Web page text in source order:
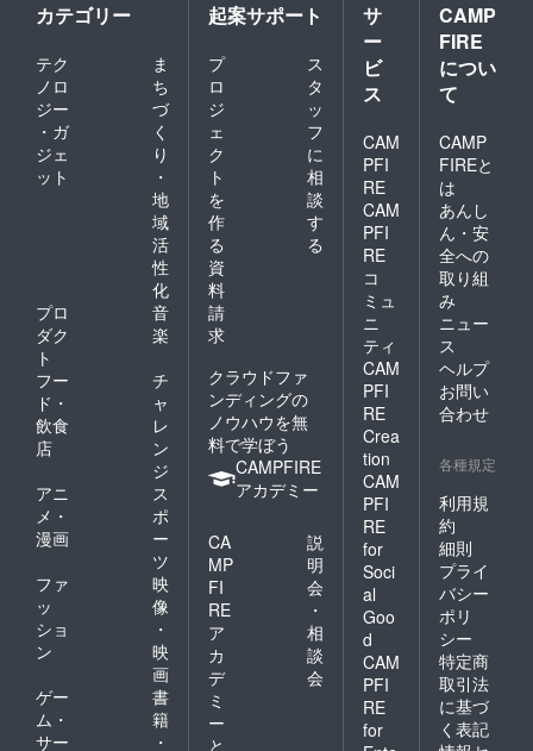
カテゴリー
テク
ノロ
ジー
・ガ
ジェ
ット
ま
ち
づ
く
り
・
地
域
活
性
化
プロ
ダク
ト
音
楽
フー
ド・
飲食
店
チ
ャ
レ
ン
ジ
アニ
メ・
漫画
ス
ポ
ー
ツ
ファ
ッ
ショ
ン
映
像
・
映
画
ゲー
ム・
サー
書
籍
・
起案サポート
プ
ロ
ジ
ェ
ク
ト
を
作
る
ス
タ
ッ
フ
に
相
談
す
る
資
料
請
求
クラウドファ
ンディングの
ノウハウを無
料で学ぼう
CAMPFIRE
アカデミー
CA
MP
FI
RE
ア
カ
デ
ミ
ー
と
説
明
会
・
相
談
会
サ
ー
ビ
ス
CAM
PFI
RE
CAM
PFI
RE
コ
ミュ
ニ
ティ
CAM
PFI
RE
Crea
tion
CAM
PFI
RE
for
Soci
al
Goo
d
CAM
PFI
RE
for
CAMP
FIRE
につい
て
CAMP
FIREと
は
あんし
ん・安
全への
取り組
み
ニュー
ス
ヘルプ
お問い
合わせ
各種規定
利用規
約
細則
プライ
バシー
ポリ
シー
特定商
取引法
に基づ
く表記